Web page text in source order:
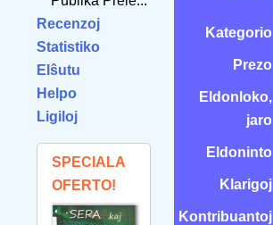
Recenzoj
Statistiko
Elŝutu
Helpo
Ligiloj
SPECIALA
OFERTO!
Kategorio
Prezo
Eldonloko,
jaro
Eldoninto
Klarigoj
Kontribuantoj